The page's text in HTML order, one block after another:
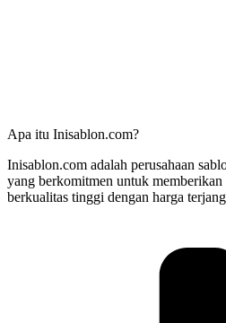
Apa itu Inisablon.com?
Inisablon.com adalah perusahaan
yang berkomitmen untuk
berkualitas tinggi dengan harga